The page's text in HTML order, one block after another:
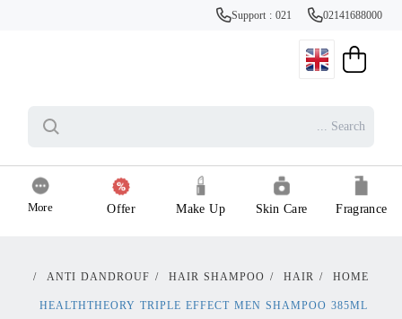
Support : 021 02141688000
Fragrance
Skin Care
Make Up
Offer
More
HOME
/
HAIR
/
HAIR SHAMPOO
/
ANTI DANDROUF
/
HEALTHTHEORY TRIPLE EFFECT MEN SHAMPOO 385ML